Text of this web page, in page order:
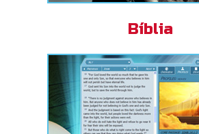
Bíblia